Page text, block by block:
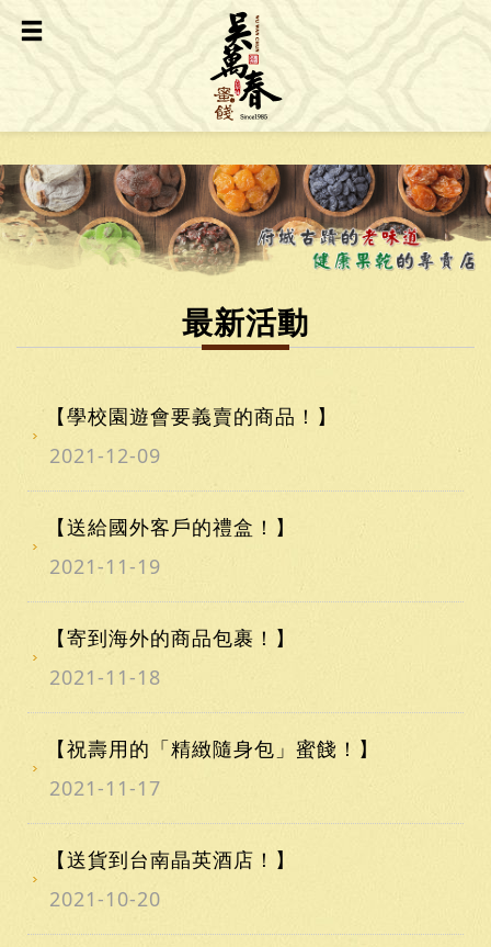
最新活動
【學校園遊會要義賣的商品！】
2021-12-09
【送給國外客戶的禮盒！】
2021-11-19
【寄到海外的商品包裹！】
2021-11-18
【祝壽用的「精緻隨身包」蜜餞！】
2021-11-17
【送貨到台南晶英酒店！】
2021-10-20